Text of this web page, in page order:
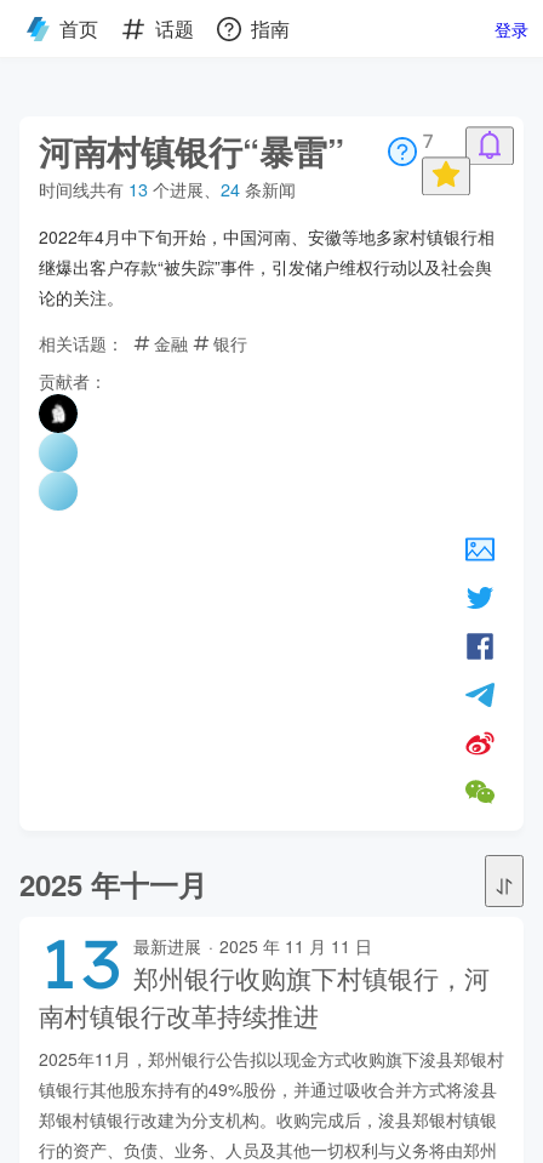
首页 话题 指南 登录
7
河南村镇银行“暴雷”
时间线共有 13个进展 24条新闻
2022年4月中下旬开始，中国河南、安徽等地多家村镇银行相
继爆出客户存款“被失踪”事件，引发储户维权行动以及社会舆
论的关注。
相关话题：
金融
银行
贡献者：
2025 年十一月
13 最新进展 · 2025 年 11 月 11 日
郑州银行收购旗下村镇银行，河
南村镇银行改革持续推进
2025年11月，郑州银行公告拟以现金方式收购旗下浚县郑银村
镇银行其他股东持有的49%股份，并通过吸收合并方式将浚县
郑银村镇银行改建为分支机构。收购完成后，浚县郑银村镇银
行的资产、负债、业务、人员及其他一切权利与义务将由郑州